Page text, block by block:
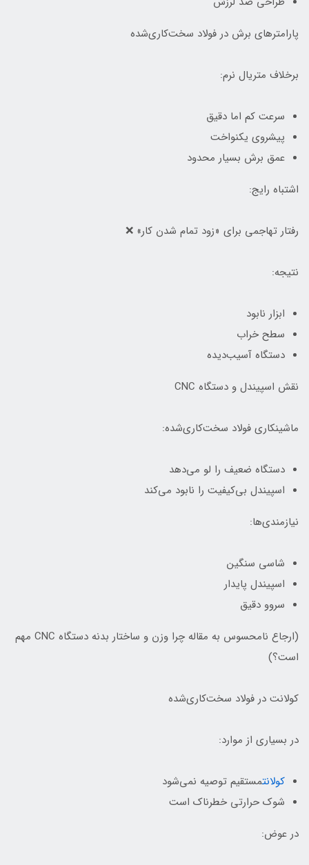
پارامترهای برش در فولاد سخت‌کاری‌شده
برخلاف متریال نرم:
سرعت کم اما دقیق
پیشروی یکنواخت
عمق برش بسیار محدود
اشتباه رایج:
رفتار تهاجمی برای «زود تمام شدن کار» ❌
نتیجه:
ابزار نابود
سطح خراب
دستگاه آسیب‌دیده
نقش اسپیندل و دستگاه CNC
ماشینکاری فولاد سخت‌کاری‌شده:
دستگاه ضعیف را لو می‌دهد
اسپیندل بی‌کیفیت را نابود می‌کند
نیازمندی‌ها:
شاسی سنگین
اسپیندل پایدار
سروو دقیق
(ارجاع نامحسوس به مقاله چرا وزن و ساختار بدنه دستگاه CNC مهم
است؟)
کولانت در فولاد سخت‌کاری‌شده
در بسیاری از موارد:
کولانتمستقیم توصیه نمی‌شود
شوک حرارتی خطرناک است
در عوض: